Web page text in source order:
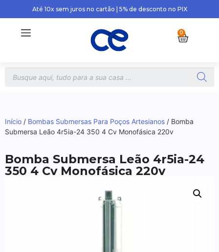
Até 10x sem juros no cartão | 5% de desconto no PIX
0
Início / Bombas Submersas Para Poços Artesianos / Bomba
Submersa Leão 4r5ia-24 350 4 Cv Monofásica 220v
Bomba Submersa Leão 4r5ia-24
350 4 Cv Monofásica 220v